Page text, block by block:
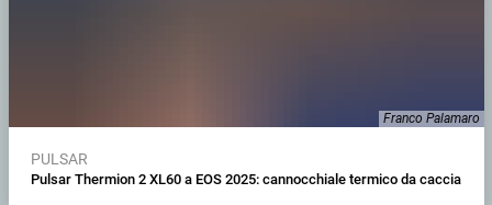
Franco Palamaro
PULSAR
Pulsar Thermion 2 XL60 a EOS 2025: cannocchiale termico da caccia